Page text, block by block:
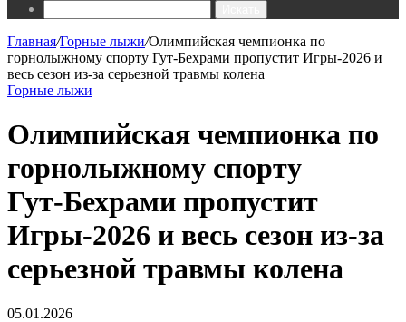
Главная/Горные лыжи/Олимпийская чемпионка по
горнолыжному спорту Гут‑Бехрами пропустит Игры‑2026 и
весь сезон из‑за серьезной травмы колена
Горные лыжи
Олимпийская чемпионка по
горнолыжному спорту
Гут‑Бехрами пропустит
Игры‑2026 и весь сезон из‑за
серьезной травмы колена
05.01.2026